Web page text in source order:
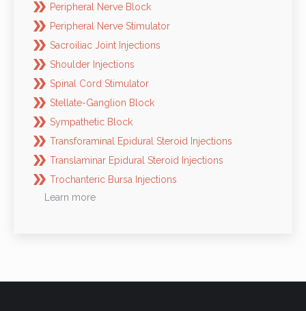
Peripheral Nerve Block
Peripheral Nerve Stimulator
Sacroiliac Joint Injections
Shoulder Injections
Spinal Cord Stimulator
Stellate-Ganglion Block
Sympathetic Block
Transforaminal Epidural Steroid Injections
Translaminar Epidural Steroid Injections
Trochanteric Bursa Injections
Learn more